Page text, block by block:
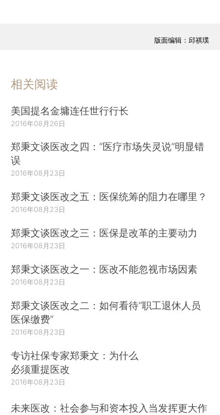
版面编辑：邱祺璞
相关阅读
美国提名金墉连任世行行长
2016年08月26日
郑秉文谈医改之四：“医疗市场失灵说”明显错
误
2016年08月23日
郑秉文谈医改之五：医保统筹的阻力在哪里？
2016年08月23日
郑秉文谈医改之三：医保是改革的主要动力
2016年08月23日
郑秉文谈医改之一：医改不能忽视市场因素
2016年08月23日
郑秉文谈医改之二：如何看待“职工退休人员
医保缴费”
2016年08月23日
专访社保专家郑秉文：为什么
必须重提医改
2016年08月23日
未来医改：社会参与和资本投入当发挥更大作